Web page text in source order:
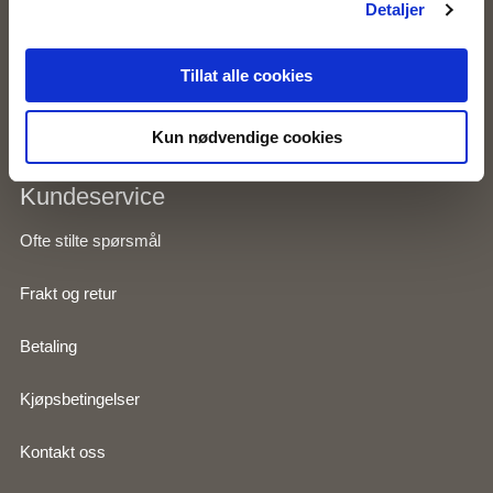
Detaljer
Tillat alle cookies
Kun nødvendige cookies
Om Zavanna
Personvernserklæring
Kundeservice
Ofte stilte spørsmål
Frakt og retur
Betaling
Kjøpsbetingelser
Kontakt oss